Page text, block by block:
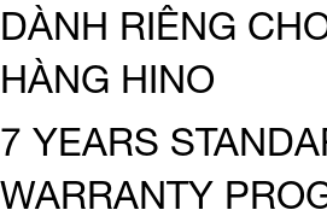
DÀNH RIÊNG
HÀNG HINO
7 YEARS
WARRANTY